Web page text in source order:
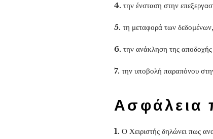
4. την ένσταση στην
5. τη μεταφορά των δεδομένων,
6. την ανάκληση της
7. την υποβολή παραπόνου
Ασφάλεια
1. Ο Χειριστής δηλώνει πως